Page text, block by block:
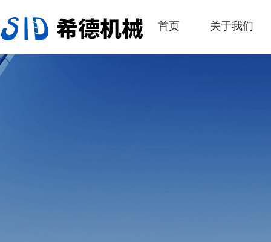
首页 关于我们